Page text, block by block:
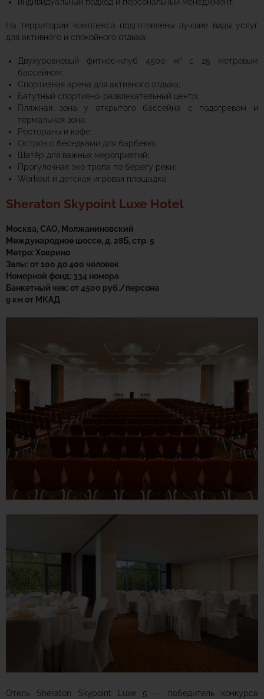
На территории комплекса подготовлены лучшие виды услуг
для активного и спокойного отдыха:
Двухуровневый фитнес-клуб 4500 м² с 25 метровым
бассейном;
Спортивная арена для активного отдыха;
Батутный спортивно-развлекательный центр;
Пляжная зона у открытого бассейна с подогревом и
термальная зона;
Рестораны и кафе;
Остров с беседками для барбекю;
Шатёр для важных мероприятий;
Прогулочная эко тропа по берегу реки;
Workout и детская игровая площадка.
Sheraton Skypoint Luxe Hotel
Москва, САО, Молжаниновский
Международное шоссе, д. 28Б, стр. 5
Метро: Ховрино
Залы: от 100 до 400 человек
Номерной фонд: 334 номера
Банкетный чек: от 4500 руб./персона
9 км от МКАД
Отель Sheraton Skypoint Luxe 5 — победитель конкурса